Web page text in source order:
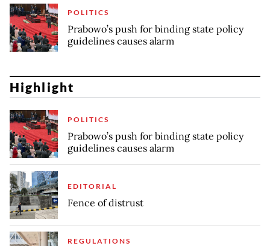
POLITICS
Prabowo’s push for binding state policy
guidelines causes alarm
Highlight
POLITICS
Prabowo’s push for binding state policy
guidelines causes alarm
EDITORIAL
Fence of distrust
REGULATIONS